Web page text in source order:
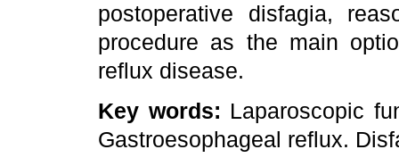
postoperative disfagia,
procedure as the main
reflux disease.
Key words: Laparoscopic
Gastroesophageal reflux.